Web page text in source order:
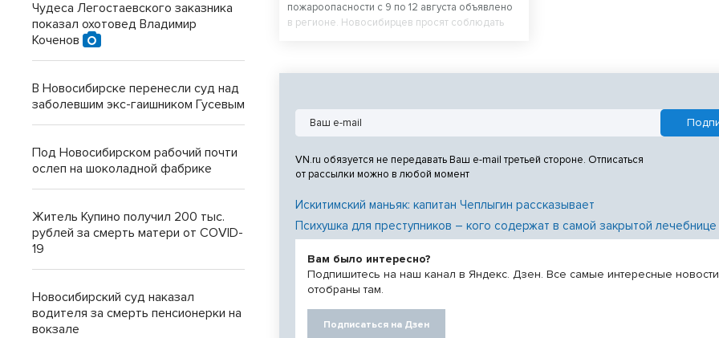
пожароопасности с 9 по 12 августа объявлено
в регионе. Новосибирцев просят соблюдать
VN.ru обязуется не передавать Ваш e-mail третьей стороне. Отписаться
от рассылки можно в любой момент
Искитимский маньяк: капитан Чеплыгин рассказывает
Психушка для преступников – кого содержат в самой закрытой
Вам было интересно?
Подпишитесь на наш канал в Яндекс. Дзен. Все самые интересные новости
отобраны там.
Подписаться на Дзен
Чудеса Легостаевского заказника
показал охотовед Владимир
Коченов
В Новосибирске перенесли суд над
заболевшим экс-гаишником Гусевым
Под Новосибирском рабочий почти
ослеп на шоколадной фабрике
Житель Купино получил 200 тыс.
рублей за смерть матери от COVID-
19
Новосибирский суд наказал
водителя за смерть пенсионерки на
вокзале